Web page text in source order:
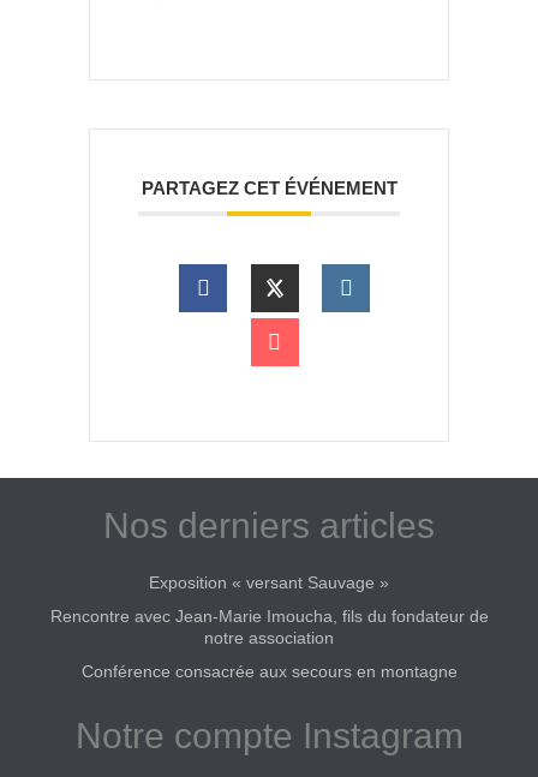
PARTAGEZ CET ÉVÉNEMENT
Nos derniers articles
Exposition « versant Sauvage »
Rencontre avec Jean-Marie Imoucha, fils du fondateur de
notre association
Conférence consacrée aux secours en montagne
Notre compte Instagram